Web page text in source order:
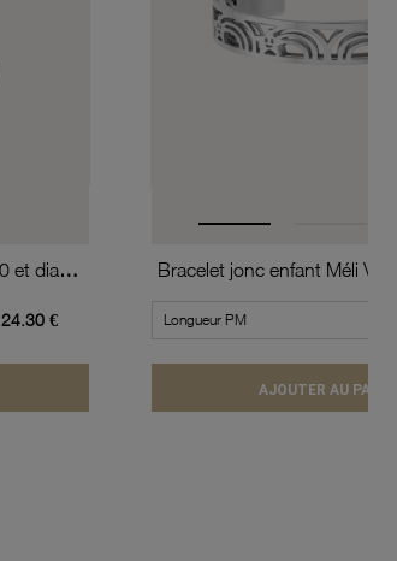
Créoles en argent rhodié fil 15/10 et diamètre 40 mm
24.30 €
AJOUTER AU